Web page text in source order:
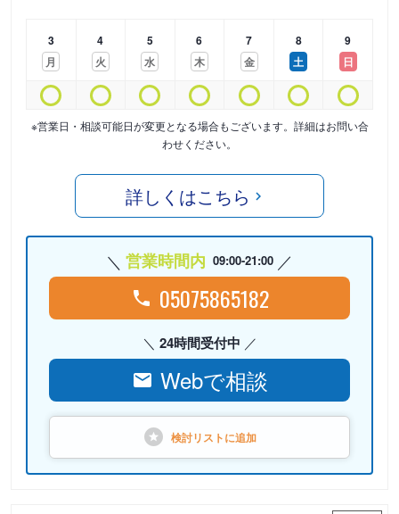
3
月
4
火
5
水
6
木
7
金
8
土
9
日
※営業日・相談可能日が変更となる場合もございます。詳細はお問い合
わせください。
詳しくはこちら
営業時間内 09:00-21:00
05075865182
24時間受付中
Webで相談
検討リストに追加